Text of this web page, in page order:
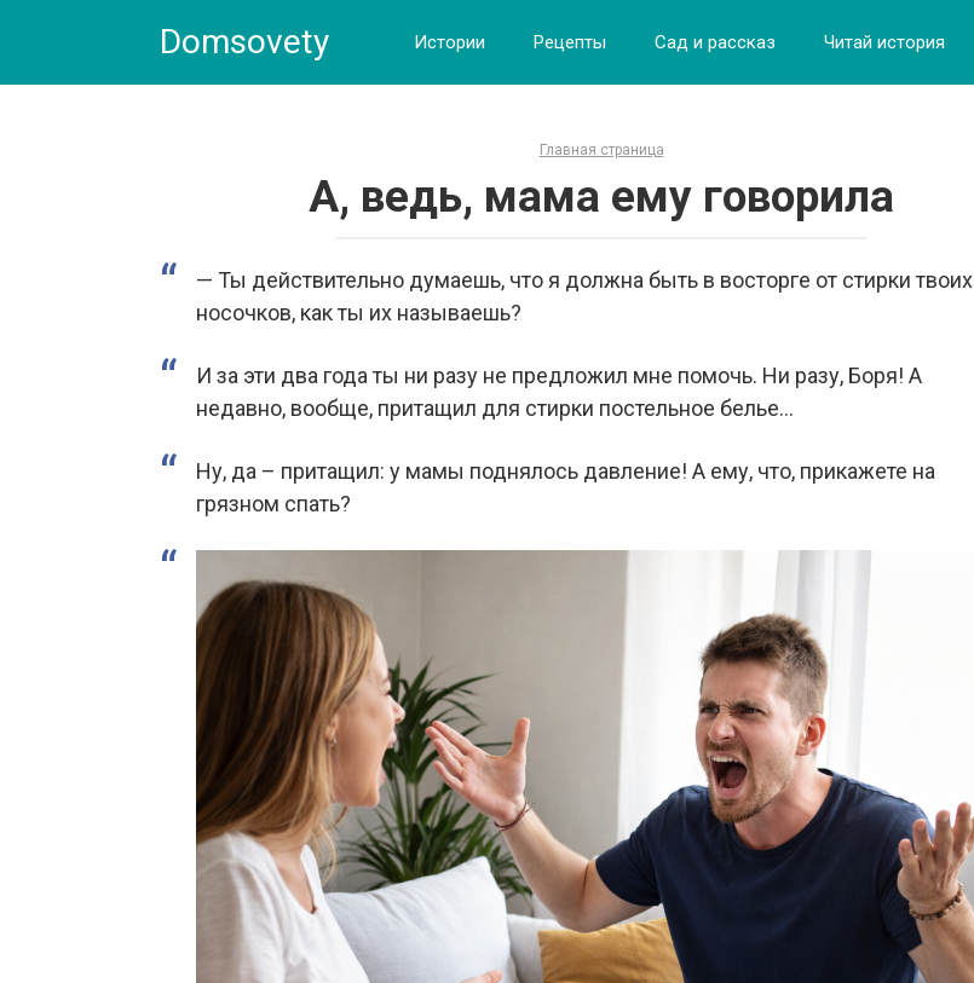
Domsovety Истории Рецепты Сад и рассказ Читай история
Главная страница
А, ведь, мама ему говорила
— Ты действительно думаешь, что я должна быть в восторге от стирки твоих
носочков, как ты их называешь?
И за эти два года ты ни разу не предложил мне помочь. Ни разу, Боря! А
недавно, вообще, притащил для стирки постельное белье…
Ну, да – притащил: у мамы поднялось давление! А ему, что, прикажете на
грязном спать?